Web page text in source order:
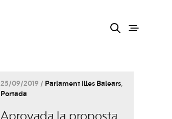
25/09/2019 / Parlament Illes Balears,
Portada